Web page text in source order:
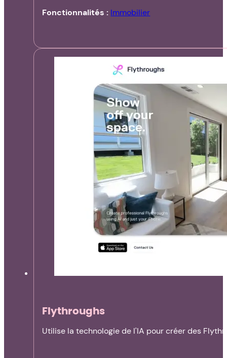
Fonctionnalités : Immobilier
Flythroughs
Utilise la technologie de l'IA pour créer des